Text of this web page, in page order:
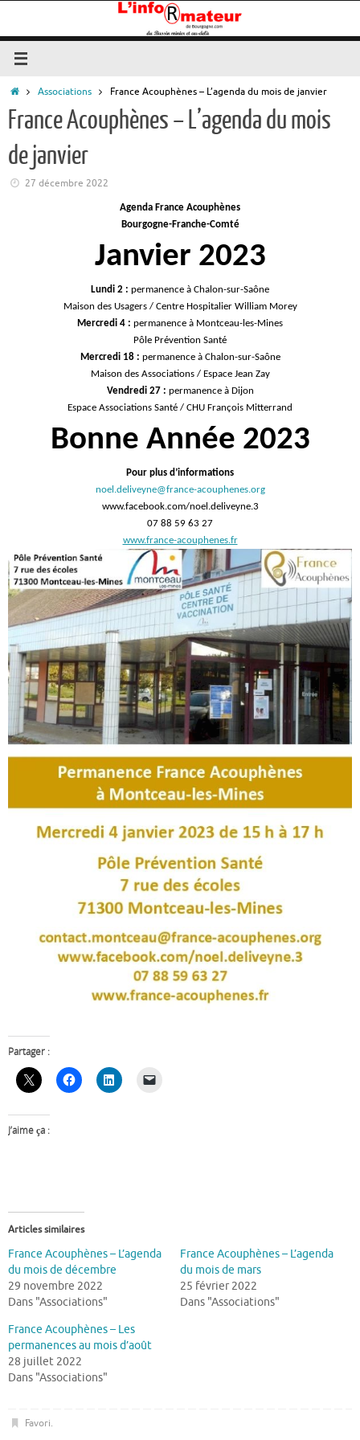
contenu
Accueil
Associations France Acouphènes – L’agenda du mois de janvier
France Acouphènes – L’agenda du mois
de janvier
27 décembre 2022
Agenda France Acouphènes
Bourgogne-Franche-Comté
Janvier 2023
Lundi 2 : permanence à Chalon-sur-Saône
Maison des Usagers / Centre Hospitalier William Morey
Mercredi 4 : permanence à Montceau-les-Mines
Pôle Prévention Santé
Mercredi 18 : permanence à Chalon-sur-Saône
Maison des Associations / Espace Jean Zay
Vendredi 27 : permanence à Dijon
Espace Associations Santé / CHU François Mitterrand
Bonne Année 2023
Pour plus d’informations
noel.deliveyne@france-acouphenes.org
www.facebook.com/noel.deliveyne.3
07 88 59 63 27
www.france-acouphenes.fr
Partager :
J’aime ça :
Articles similaires
France Acouphènes – L’agenda
du mois de décembre
29 novembre 2022
Dans "Associations"
France Acouphènes – L’agenda
du mois de mars
25 février 2022
Dans "Associations"
France Acouphènes – Les
permanences au mois d’août
28 juillet 2022
Dans "Associations"
Favori.